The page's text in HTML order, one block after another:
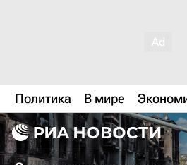
Политика В мире